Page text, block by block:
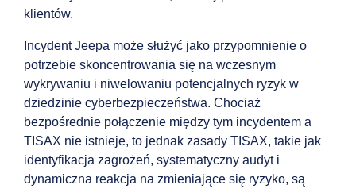
klientów.
Incydent Jeepa może służyć jako przypomnienie o
potrzebie skoncentrowania się na wczesnym
wykrywaniu i niwelowaniu potencjalnych ryzyk w
dziedzinie cyberbezpieczeństwa. Chociaż
bezpośrednie połączenie między tym incydentem a
TISAX nie istnieje, to jednak zasady TISAX, takie jak
identyfikacja zagrożeń, systematyczny audyt i
dynamiczna reakcja na zmieniające się ryzyko, są